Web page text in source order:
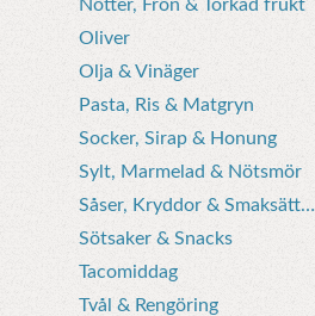
Nötter, Frön & Torkad frukt
Oliver
Olja & Vinäger
Pasta, Ris & Matgryn
Socker, Sirap & Honung
Sylt, Marmelad & Nötsmör
Såser, Kryddor & Smaksättare
Sötsaker & Snacks
Tacomiddag
Tvål & Rengöring